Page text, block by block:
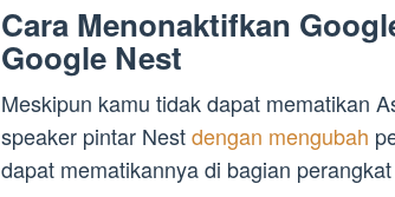
Cara Menonaktifkan
Google Nest
Meskipun kamu tidak dapat mematikan
speaker pintar Nestdengan mengubah
dapat mematikannya di bagian